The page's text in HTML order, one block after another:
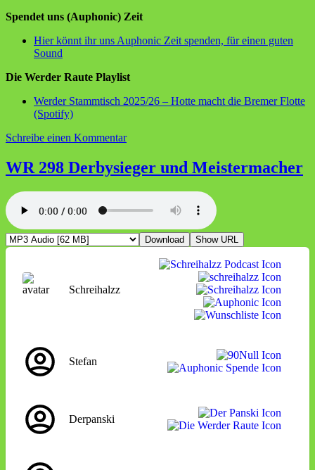
Spendet uns (Auphonic) Zeit
Hier könnt ihr uns Auphonic Zeit spenden, für einen guten
Sound
Die Werder Raute Playlist
Werder Stammtisch 2025/26 – Hotte macht die Bremer Flotte
(Spotify)
Schreibe einen Kommentarzu
Ich
glaube
knackt
WR 298 Derbysieger und Meistermacher
Download Show URL
Schreihalzz
Stefan
Derpanski